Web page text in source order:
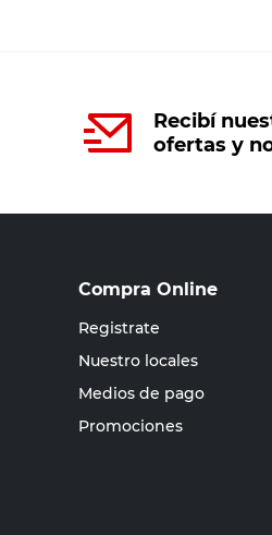
Recibí
ofertas y
Compra Online
Registrate
Nuestro locales
Medios de pago
Promociones